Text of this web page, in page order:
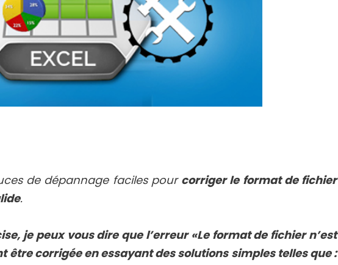
de dépannage faciles pour corriger le format de fichier
.
je peux vous dire que l’erreur «Le format de fichier n’est
être corrigée en essayant des solutions simples telles que :